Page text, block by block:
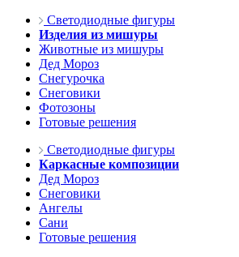
Светодиодные фигуры
Изделия из мишуры
Животные из мишуры
Дед Мороз
Снегурочка
Снеговики
Фотозоны
Готовые решения
Светодиодные фигуры
Каркасные композиции
Дед Мороз
Снеговики
Ангелы
Сани
Готовые решения